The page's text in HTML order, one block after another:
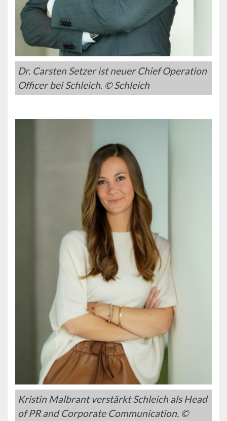
Dr. Carsten Setzer ist neuer Chief Operation
Officer bei Schleich. © Schleich
Kristin Malbrant verstärkt Schleich als Head
of PR and Corporate Communication. ©